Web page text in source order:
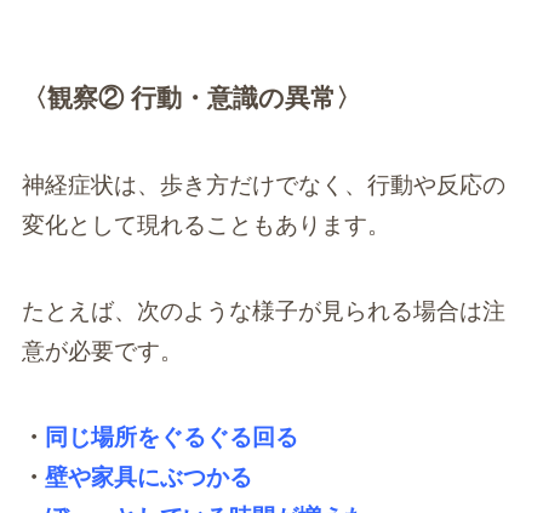
〈観察② 行動・意識の異常〉
神経症状は、歩き方だけでなく、行動や反応の
変化として現れることもあります。
たとえば、次のような様子が見られる場合は注
意が必要です。
・ 同じ場所をぐるぐる回る
・ 壁や家具にぶつかる